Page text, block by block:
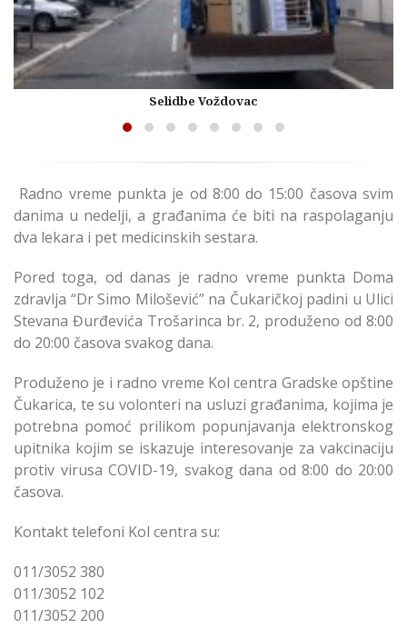
Selidbe Voždovac
Radno vreme punkta je od 8:00 do 15:00 časova svim
danima u nedelji, a građanima će biti na raspolaganju
dva lekara i pet medicinskih sestara.
Pored toga, od danas je radno vreme punkta Doma
zdravlja “Dr Simo Milošević” na Čukaričkoj padini u Ulici
Stevana Đurđevića Trošarinca br. 2, produženo od 8:00
do 20:00 časova svakog dana.
Produženo je i radno vreme Kol centra Gradske opštine
Čukarica, te su volonteri na usluzi građanima, kojima je
potrebna pomoć prilikom popunjavanja elektronskog
upitnika kojim se iskazuje interesovanje za vakcinaciju
protiv virusa COVID-19, svakog dana od 8:00 do 20:00
časova.
Kontakt telefoni Kol centra su:
011/3052 380
011/3052 102
011/3052 200